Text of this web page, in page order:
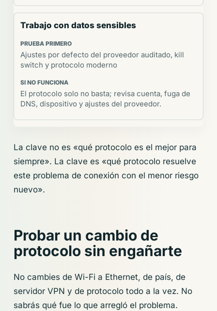
Trabajo con datos sensibles
Ajustes por defecto del proveedor auditado, kill
switch y protocolo moderno
El protocolo solo no basta; revisa cuenta, fuga de
DNS, dispositivo y ajustes del proveedor.
La clave no es «qué protocolo es el mejor para
siempre». La clave es «qué protocolo resuelve
este problema de conexión con el menor riesgo
nuevo».
Probar un cambio de
protocolo sin engañarte
No cambies de Wi-Fi a Ethernet, de país, de
servidor VPN y de protocolo todo a la vez. No
sabrás qué fue lo que arregló el problema.